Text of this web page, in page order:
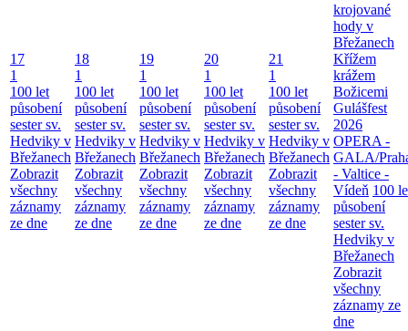
17
1
100 let
působení
sester sv.
Hedviky v
Břežanech
Zobrazit
všechny
záznamy
ze dne
18
1
100 let
působení
sester sv.
Hedviky v
Břežanech
Zobrazit
všechny
záznamy
ze dne
19
1
100 let
působení
sester sv.
Hedviky v
Břežanech
Zobrazit
všechny
záznamy
ze dne
20
1
100 let
působení
sester sv.
Hedviky v
Břežanech
Zobrazit
všechny
záznamy
ze dne
21
1
100 let
působení
sester sv.
Hedviky v
Břežanech
Zobrazit
všechny
záznamy
ze dne
krojované
hody v
Břežanech
Křížem
krážem
Božicemi
Gulášfest
2026
OPERA -
GALA/
- Valtice -
Vídeň 100
působení
sester sv.
Hedviky v
Břežanech
Zobrazit
všechny
záznamy ze
dne